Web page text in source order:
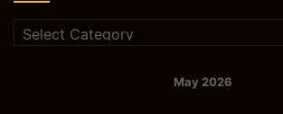
Categories
May 2026